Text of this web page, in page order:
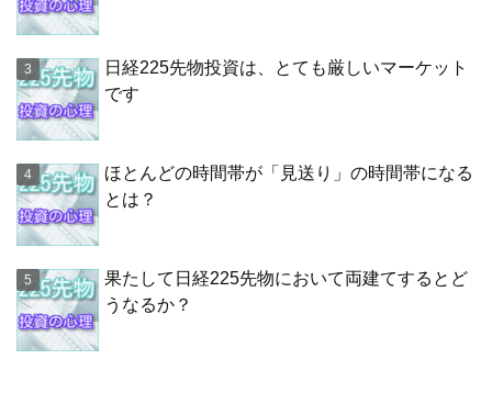
日経225先物投資は、とても厳しいマーケット
です
ほとんどの時間帯が「見送り」の時間帯になる
とは？
果たして日経225先物において両建てするとど
うなるか？